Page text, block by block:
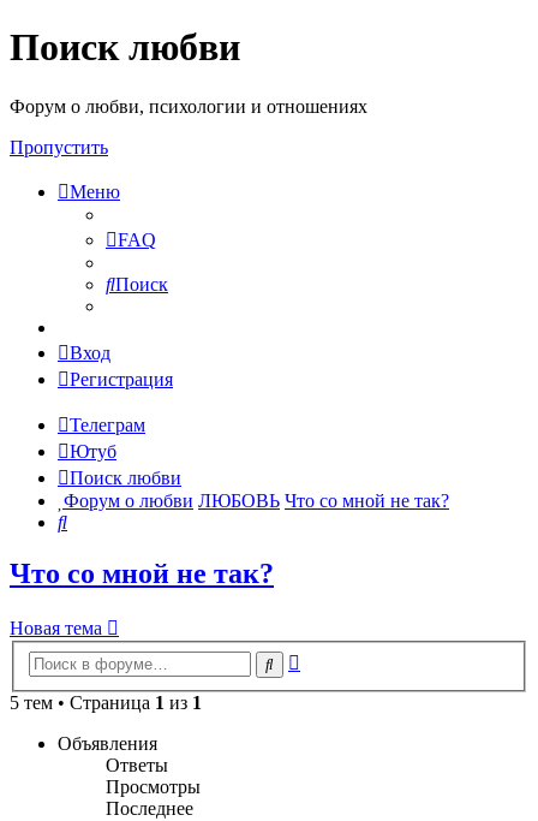
Поиск любви
Форум о любви, психологии и отношениях
Пропустить
Меню
FAQ
Поиск
Вход
Регистрация
Телеграм
Ютуб
Поиск любви
Форум о любви ЛЮБОВЬ Что со мной не так?
Поиск
Что со мной не так?
Новая тема
Поиск
5 тем • Страница 1 из 1
Объявления
Ответы
Просмотры
Последнее